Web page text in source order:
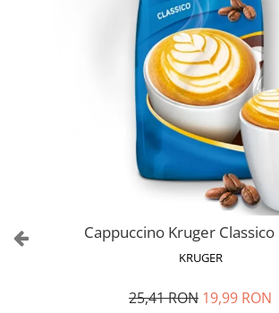
Cappuccino Kruger Classico
KRUGER
25,41 RON 19,99 RON